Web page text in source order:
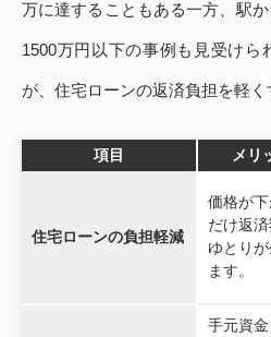
万に達することもある一方、駅
1500万円以下の事例も見受けら
が、住宅ローンの返済負担を軽く
項目 メリ
住宅ローンの負担軽減
価格が
だけ返
ゆとり
ます。
手元資